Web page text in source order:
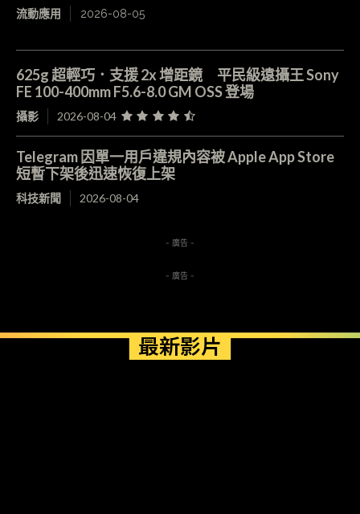
流動應用 2026-08-05
625g 超輕巧．支援 2x 增距鏡 平民級遠攝王 Sony
FE 100-400mm F5.6-8.0 GM OSS 登場
攝影 2026-08-04
Telegram 因單一用戶違規內容被 Apple App Store
短暫下架後迅速恢復上架
科技新聞 2026-08-04
- 廣告 -
- 廣告 -
最新影片